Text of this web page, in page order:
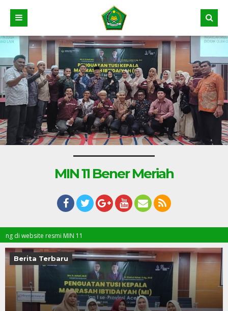
MIN 11 Bener Meriah
resmi MIN 11
Berita Terbaru